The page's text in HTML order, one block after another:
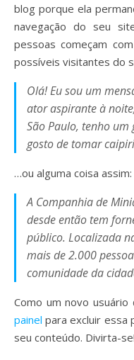
blog porque ela
navegação do seu
pessoas começam
possíveis visitantes do
Olá! Eu sou um
ator aspirante à
São Paulo, tenho um
gosto de tomar
…ou alguma coisa assim:
A Companhia de
desde então tem
público. Localizada
mais de 2.000
comunidade da
Como um novo
painel para excluir essa
seu conteúdo. Divirta-se!